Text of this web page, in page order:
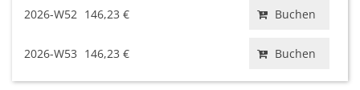
2026-W52 146,23 € Buchen
2026-W53 146,23 € Buchen